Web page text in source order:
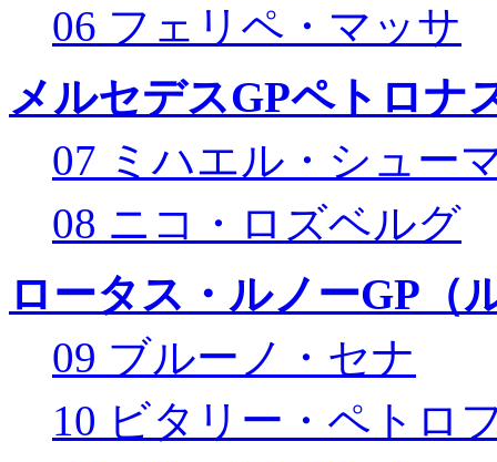
06 フェリペ・マッサ
メルセデスGPペトロナ
07 ミハエル・シュー
08 ニコ・ロズベルグ
ロータス・ルノーGP（
09 ブルーノ・セナ
10 ビタリー・ペトロ